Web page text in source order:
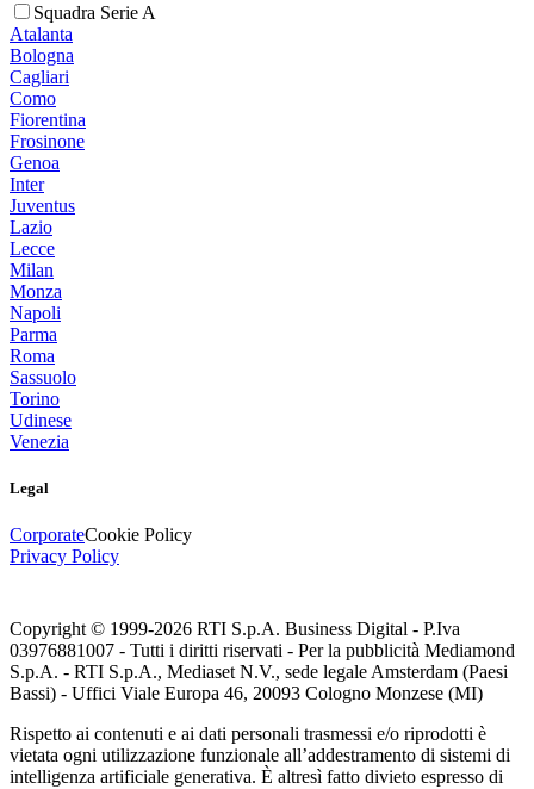
Squadra Serie A
Atalanta
Bologna
Cagliari
Como
Fiorentina
Frosinone
Genoa
Inter
Juventus
Lazio
Lecce
Milan
Monza
Napoli
Parma
Roma
Sassuolo
Torino
Udinese
Venezia
Legal
CorporateCookie Policy
Privacy Policy
Copyright © 1999-2026 RTI S.p.A. Business Digital - P.Iva
03976881007 - Tutti i diritti riservati - Per la pubblicità Mediamond
S.p.A. - RTI S.p.A., Mediaset N.V., sede legale Amsterdam (Paesi
Bassi) - Uffici Viale Europa 46, 20093 Cologno Monzese (MI)
Rispetto ai contenuti e ai dati personali trasmessi e/o riprodotti è
vietata ogni utilizzazione funzionale all’addestramento di sistemi di
intelligenza artificiale generativa. È altresì fatto divieto espresso di